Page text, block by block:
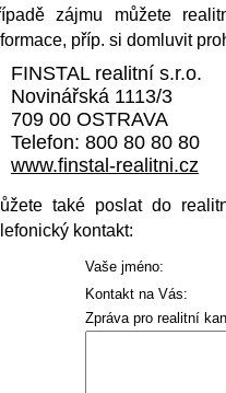
zájmu můžete
příp. si domluvit
FINSTAL realitní s.r.o.
Novinářská 1113/3
709 00 OSTRAVA
Telefon: 800 80 80 80
www.finstal-realitni.cz
také poslat do
kontakt:
Vaše jméno:
Kontakt na Vás:
Zpráva pro realitní